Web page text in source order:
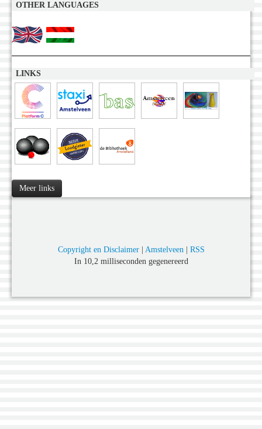
OTHER LANGUAGES
LINKS
Meer links
Copyright en Disclaimer| Amstelveen| RSS
In 10,2 milliseconden gegenereerd